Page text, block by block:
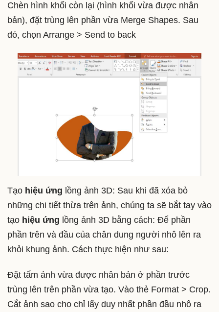
Chèn hình khối còn lại (hình khối vừa được nhân
bản), đặt trùng lên phần vừa Merge Shapes. Sau
đó, chọn Arrange > Send to back
Tạo hiệu ứng lồng ảnh 3D: Sau khi đã xóa bỏ
những chi tiết thừa trên ảnh, chúng ta sẽ bắt tay vào
tạo hiệu ứng lồng ảnh 3D bằng cách: Để phần
phần trên và đầu của chân dung người nhô lên ra
khỏi khung ảnh. Cách thực hiện như sau:
Đặt tấm ảnh vừa được nhân bản ở phần trước
trùng lên trên phần vừa tạo. Vào thẻ Format > Crop.
Cắt ảnh sao cho chỉ lấy duy nhất phần đầu nhô ra